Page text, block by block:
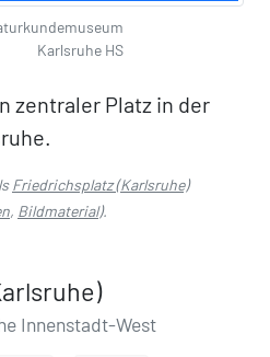
Karlsruhe HS
zentraler Platz in der
Friedrichsplatz (Karlsruhe)
, Bildmaterial).
Innenstadt-West